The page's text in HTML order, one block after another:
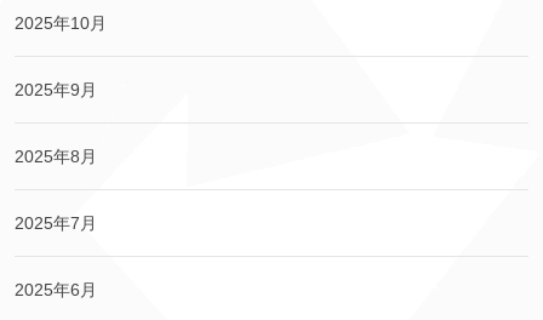
2025年10月
2025年9月
2025年8月
2025年7月
2025年6月